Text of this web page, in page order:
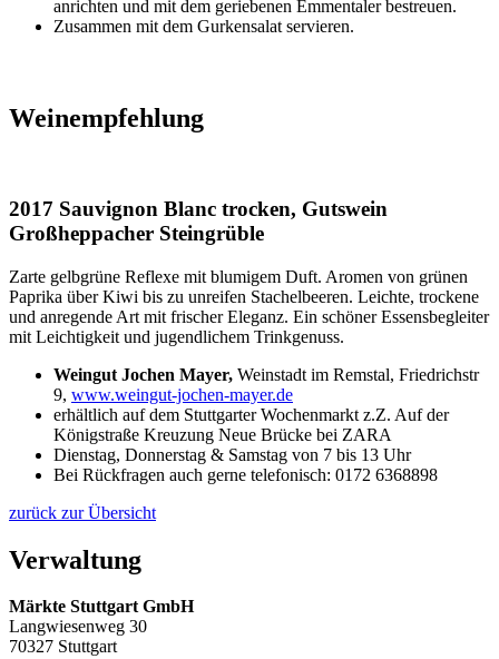
anrichten und mit dem geriebenen Emmentaler bestreuen.
Zusammen mit dem Gurkensalat servieren.
Weinempfehlung
2017 Sauvignon Blanc trocken, Gutswein
Großheppacher Steingrüble
Zarte gelbgrüne Reflexe mit blumigem Duft. Aromen von grünen
Paprika über Kiwi bis zu unreifen Stachelbeeren. Leichte, trockene
und anregende Art mit frischer Eleganz. Ein schöner Essensbegleiter
mit Leichtigkeit und jugendlichem Trinkgenuss.
Weingut Jochen Mayer, Weinstadt im Remstal, Friedrichstr
9, www.weingut-jochen-mayer.de
erhältlich auf dem Stuttgarter Wochenmarkt z.Z. Auf der
Königstraße Kreuzung Neue Brücke bei ZARA
Dienstag, Donnerstag & Samstag von 7 bis 13 Uhr
Bei Rückfragen auch gerne telefonisch: 0172 6368898
zurück zur Übersicht
Verwaltung
Märkte Stuttgart GmbH
Langwiesenweg 30
70327 Stuttgart